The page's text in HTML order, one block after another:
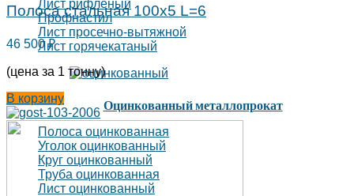
Лист рифленый
Профнастил
Лист просечно-вытяжной
Лист горячекатаный
Оцинкованный металлопрокат
Полоса оцинкованная
Уголок оцинкованный
Круг оцинкованный
Труба оцинкованная
Лист оцинкованный
Полоса стальная 100х5 L=6
46 500₽
(цена за 1 тонну)
В корзину